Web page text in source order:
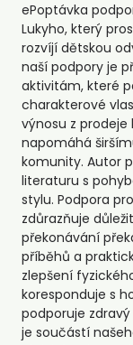
ePoptávka
Lukyho, který
rozvíjí dětskou
naší podpory je
aktivitám, které
charakterové
výnosu z
napomáhá
komunity. Autor
literaturu s
stylu. Podpora
zdůrazňuje
překonávání
příběhů a
zlepšení
koresponduje s
podporuje
je součástí